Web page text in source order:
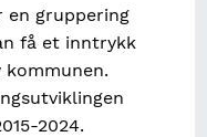
en gruppering
få et inntrykk
kommunen.
2024.